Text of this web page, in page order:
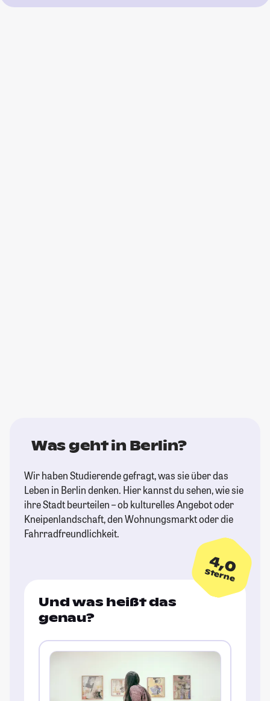
Was geht in Berlin?
Wir haben Studierende gefragt, was sie über das
Leben in Berlin denken. Hier kannst du sehen, wie sie
ihre Stadt beurteilen – ob kulturelles Angebot oder
Kneipenlandschaft, den Wohnungsmarkt oder die
Fahrradfreundlichkeit.
4,0
Sterne
Und was heißt das
genau?